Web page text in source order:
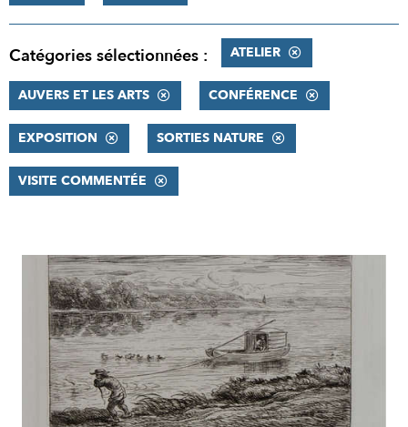
Catégories sélectionnées : ATELIER
AUVERS ET LES ARTS CONFÉRENCE
EXPOSITION SORTIES NATURE
VISITE COMMENTÉE
RÉSULTATS